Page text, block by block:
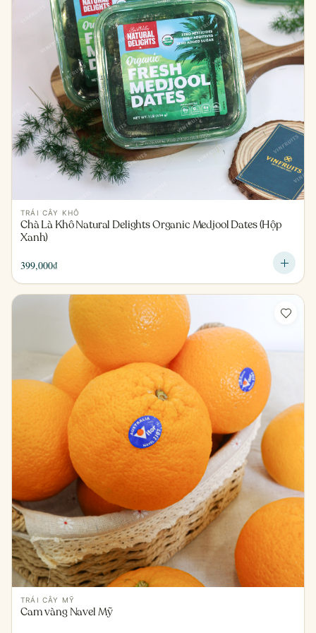
TRÁI CÂY KHÔ
Chà Là Khô Natural Delights Organic Medjool Dates (Hộp
Xanh)
399,000₫
TRÁI CÂY MỸ
Cam vàng Navel Mỹ